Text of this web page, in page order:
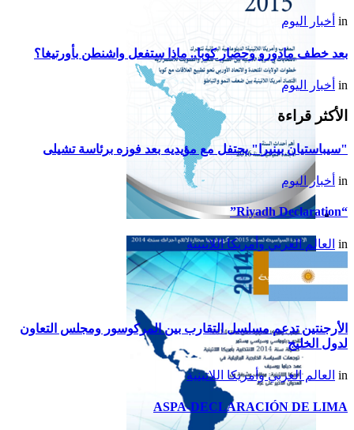
تقرير أمريكا اللاتينية لسنة
2015
in أخبار اليوم
بعد خطف مادورو وحصار كوبا.. ماذا ستفعل واشنطن بأورتيغا؟
in أخبار اليوم
الأكثر قراءة
"سيباستيان بينيرا" يحتفل مع مؤيديه بعد فوزه برئاسة تشيلى
in أخبار اليوم
“Riyadh Declaration”
in العالم العربي وأمريكا اللاتينية
الأرجنتين تدعم مسلسل التقارب بين المركوسور ومجلس التعاون
لدول الخليج
in العالم العربي وأمريكا اللاتينية
ASPA-DECLARACIÓN DE LIMA